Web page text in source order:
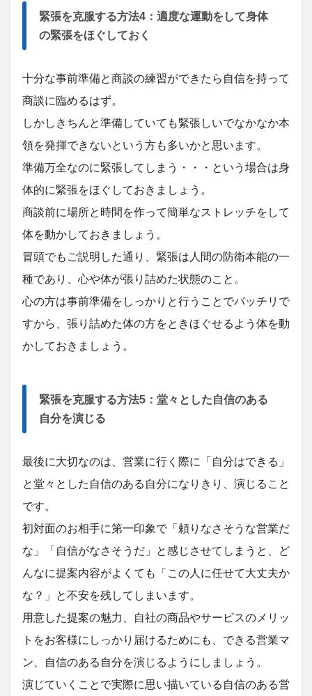
緊張を克服する方法4：適度な運動をして身体
の緊張をほぐしておく
十分な事前準備と商談の練習ができたら自信を持って
商談に臨めるはず。
しかしきちんと準備していても緊張しいでなかなか本
領を発揮できないという方も多いかと思います。
準備万全なのに緊張してしまう・・・という場合は身
体的に緊張をほぐしておきましょう。
商談前に場所と時間を作って簡単なストレッチをして
体を動かしておきましょう。
冒頭でもご説明した通り、緊張は人間の防衛本能の一
種であり、心や体が張り詰めた状態のこと。
心の方は事前準備をしっかりと行うことでバッチリで
すから、張り詰めた体の方をときほぐせるよう体を動
かしておきましょう。
緊張を克服する方法5：堂々とした自信のある
自分を演じる
最後に大切なのは、営業に行く際に「自分はできる」
と堂々とした自信のある自分になりきり、演じること
です。
初対面のお相手に第一印象で「頼りなさそうな営業だ
な」「自信がなさそうだ」と感じさせてしまうと、ど
んなに提案内容がよくても「この人に任せて大丈夫か
な？」と不安を残してしまいます。
用意した提案の魅力、自社の商品やサービスのメリッ
トをお客様にしっかり届けるためにも、できる営業マ
ン、自信のある自分を演じるようにしましょう。
演じていくことで実際に思い描いている自信のある営